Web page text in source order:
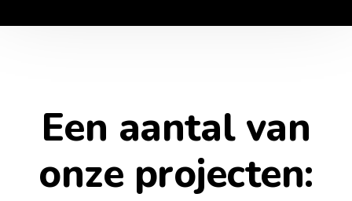
Een aantal van
onze projecten: